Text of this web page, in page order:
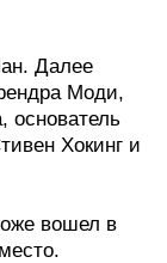
Далее
Моди,
основатель
Хокинг и
вошел в